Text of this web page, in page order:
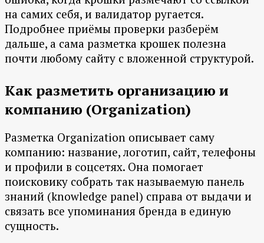
на самих себя, и валидатор ругается.
Подробнее приёмы проверки разберём
дальше, а сама разметка крошек полезна
почти любому сайту с вложенной структурой.
Как разметить организацию и
компанию (Organization)
Разметка Organization описывает саму
компанию: название, логотип, сайт, телефоны
и профили в соцсетях. Она помогает
поисковику собрать так называемую панель
знаний (knowledge panel) справа от выдачи и
связать все упоминания бренда в единую
сущность.